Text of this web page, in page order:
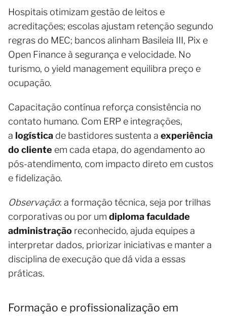
Hospitais otimizam gestão de leitos e
acreditações; escolas ajustam retenção segundo
regras do MEC; bancos alinham Basileia III, Pix e
Open Finance à segurança e velocidade. No
turismo, o yield management equilibra preço e
ocupação.
Capacitação contínua reforça consistência no
contato humano. Com ERP e integrações,
a logística de bastidores sustenta a experiência
do cliente em cada etapa, do agendamento ao
pós-atendimento, com impacto direto em custos
e fidelização.
Observação: a formação técnica, seja por trilhas
corporativas ou por um diploma faculdade
administração reconhecido, ajuda equipes a
interpretar dados, priorizar iniciativas e manter a
disciplina de execução que dá vida a essas
práticas.
Formação e profissionalização em